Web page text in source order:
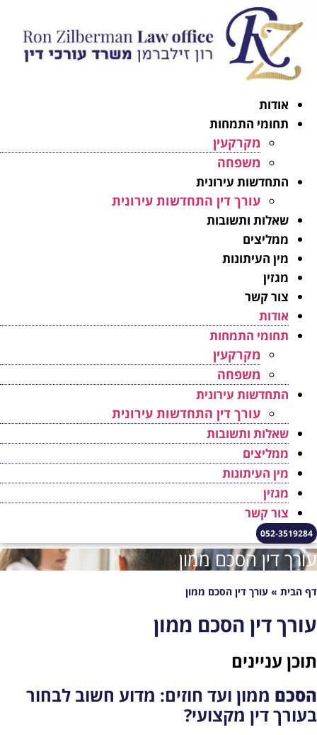
אודות
תחומי התמחות
מקרקעין
משפחה
התחדשות עירונית
עורך דין התחדשות עירונית
שאלות ותשובות
ממליצים
מין העיתונות
מגזין
צור קשר
אודות
תחומי התמחות
מקרקעין
משפחה
התחדשות עירונית
עורך דין התחדשות עירונית
שאלות ותשובות
ממליצים
מין העיתונות
מגזין
צור קשר
052-3519284
דין הסכם ממון
הבית»עורך דין הסכם ממון
דין הסכם ממון
עניינים
ממון ועד חוזים: מדוע חשוב לבחור
דין מקצועי?